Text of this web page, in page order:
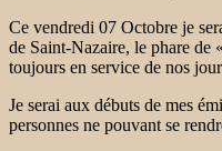
Ce vendredi 07 Octobre je
de Saint-Nazaire, le phare
toujours en service de nos
Je serai aux débuts de mes
personnes ne pouvant se